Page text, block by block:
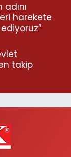
harekete
takip